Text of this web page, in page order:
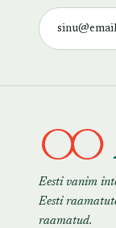
Eesti vanim
Eesti
raamatud.